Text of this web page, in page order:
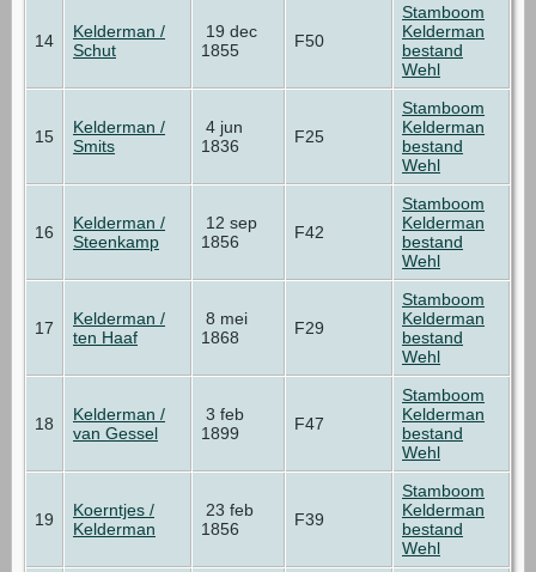
14
Kelderman /
Schut
19 dec
1855
F50
Stamboom
Kelderman
bestand
Wehl
15
Kelderman /
Smits
4 jun
1836
F25
Stamboom
Kelderman
bestand
Wehl
16
Kelderman /
Steenkamp
12 sep
1856
F42
Stamboom
Kelderman
bestand
Wehl
17
Kelderman /
ten Haaf
8 mei
1868
F29
Stamboom
Kelderman
bestand
Wehl
18
Kelderman /
van Gessel
3 feb
1899
F47
Stamboom
Kelderman
bestand
Wehl
19
Koerntjes /
Kelderman
23 feb
1856
F39
Stamboom
Kelderman
bestand
Wehl